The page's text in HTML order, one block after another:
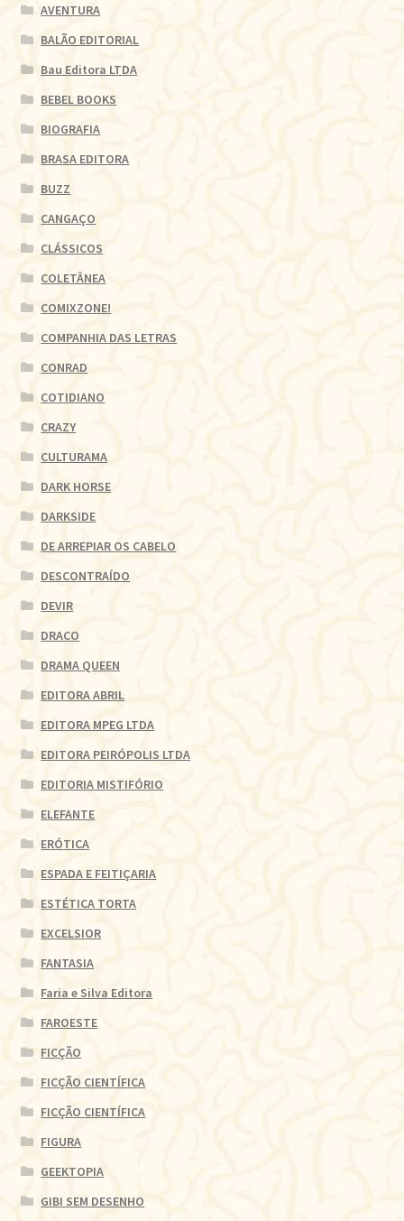
AVENTURA
BALÃO EDITORIAL
Bau Editora LTDA
BEBEL BOOKS
BIOGRAFIA
BRASA EDITORA
BUZZ
CANGAÇO
CLÁSSICOS
COLETÂNEA
COMIXZONE!
COMPANHIA DAS LETRAS
CONRAD
COTIDIANO
CRAZY
CULTURAMA
DARK HORSE
DARKSIDE
DE ARREPIAR OS CABELO
DESCONTRAÍDO
DEVIR
DRACO
DRAMA QUEEN
EDITORA ABRIL
EDITORA MPEG LTDA
EDITORA PEIRÓPOLIS LTDA
EDITORIA MISTIFÓRIO
ELEFANTE
ERÓTICA
ESPADA E FEITIÇARIA
ESTÉTICA TORTA
EXCELSIOR
FANTASIA
Faria e Silva Editora
FAROESTE
FICÇÃO
FICÇÃO CIENTÍFICA
FICÇÃO CIENTÍFICA
FIGURA
GEEKTOPIA
GIBI SEM DESENHO